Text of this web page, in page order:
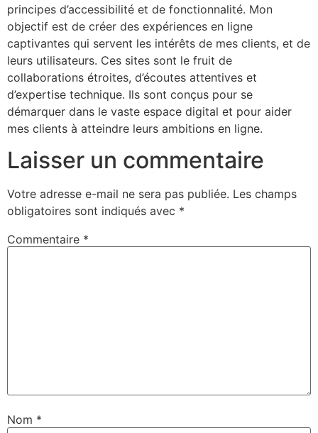
principes d’accessibilité et de fonctionnalité. Mon
objectif est de créer des expériences en ligne
captivantes qui servent les intérêts de mes clients, et de
leurs utilisateurs. Ces sites sont le fruit de
collaborations étroites, d’écoutes attentives et
d’expertise technique. Ils sont conçus pour se
démarquer dans le vaste espace digital et pour aider
mes clients à atteindre leurs ambitions en ligne.
Laisser un commentaire
Votre adresse e-mail ne sera pas publiée. Les champs
obligatoires sont indiqués avec *
Commentaire *
Nom *